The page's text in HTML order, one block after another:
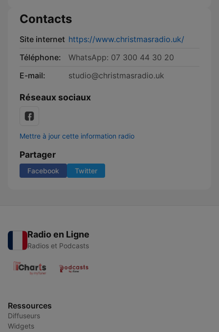
Contacts
Site internet https://www.christmasradio.uk/
Téléphone:
WhatsApp: 07 300 44 30 20
E-mail:
studio@christmasradio.uk
Réseaux sociaux
Mettre à jour cette information radio
Partager
Facebook Twitter
Radio en Ligne
Radios et Podcasts
Ressources
Diffuseurs
Widgets